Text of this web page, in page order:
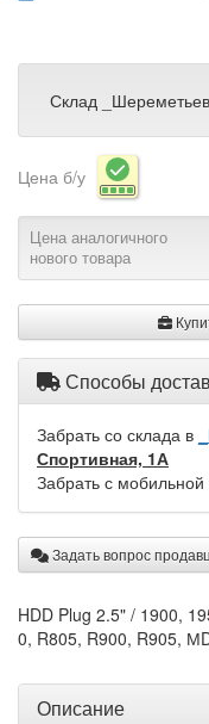
Склад
Цена б/у
Цена аналогичного
нового товара
Способы
Забрать со склада в
Спортивная, 1А
Забрать с
Задать вопрос
HDD Plug 2.5" / 1900,
0, R805, R900, R905,
Описание